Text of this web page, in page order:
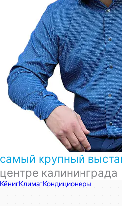
самый крупный
центре калининграда
КёнигКлимат
Кондиционеры в Калининграде